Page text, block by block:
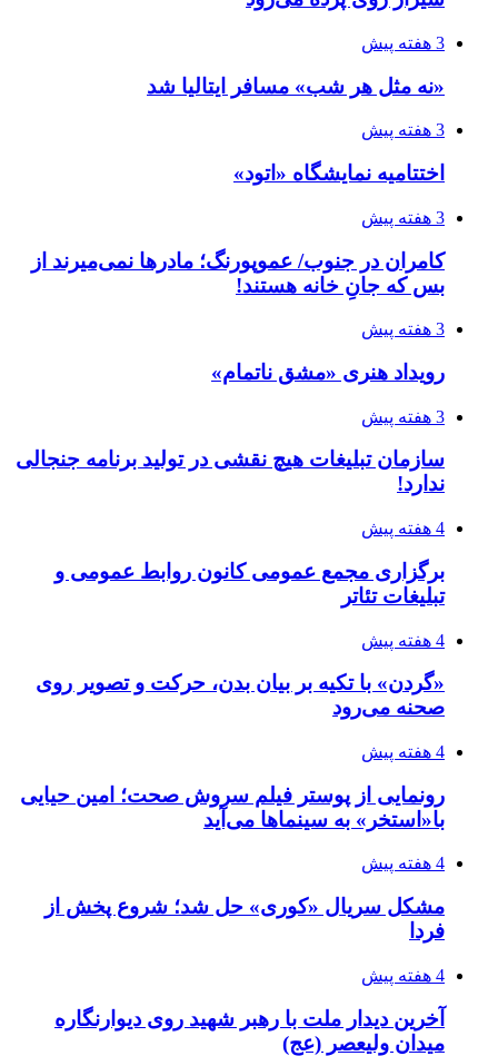
3 هفته پیش
«نه مثل هر شب» مسافر ایتالیا شد
3 هفته پیش
اختتامیه نمایشگاه «اتود»
3 هفته پیش
کامران در جنوب/ عموپورنگ؛ مادرها نمی‌میرند از
بس که جانِ خانه هستند!
3 هفته پیش
رویداد هنری «مشق ناتمام»
3 هفته پیش
سازمان تبلیغات هیچ نقشی در تولید برنامه جنجالی
ندارد!
4 هفته پیش
برگزاری مجمع عمومی کانون روابط عمومی و
تبلیغات تئاتر
4 هفته پیش
«گردن» با تکیه بر بیان بدن، حرکت و تصویر روی
صحنه می‌رود
4 هفته پیش
رونمایی از پوستر فیلم سروش صحت؛ امین حیایی
با«استخر» به سینماها می‌آید
4 هفته پیش
مشکل سریال «کوری» حل شد؛ شروع پخش از
فردا
4 هفته پیش
آخرین دیدار ملت با رهبر شهید روی دیوارنگاره
میدان ولیعصر (عج)